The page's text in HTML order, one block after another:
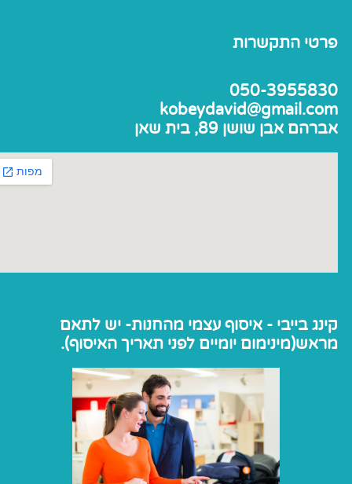
פרטי התקשרות
050-3955830
kobeydavid@gmail.com
אברהם אבן שושן 89, בית שאן
קינג בייבי - איסוף עצמי מהחנות- יש לתאם
מראש(מינימום יומיים לפני תאריך האיסוף).